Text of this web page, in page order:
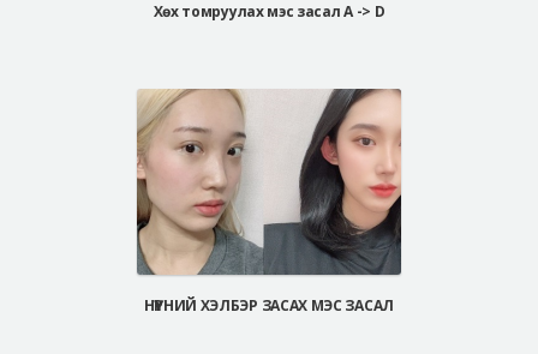
Хөх томруулах мэс засал A -> D
НҮҮРНИЙ ХЭЛБЭР ЗАСАХ МЭС ЗАСАЛ